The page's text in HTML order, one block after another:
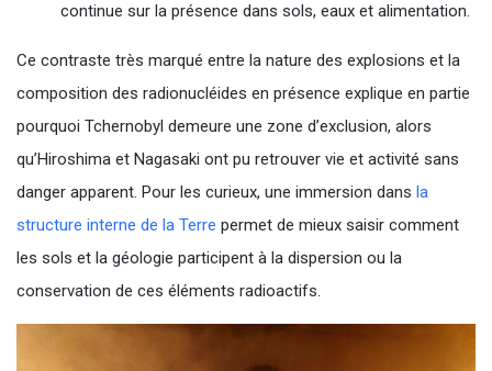
continue sur la présence dans sols, eaux et alimentation.
Ce contraste très marqué entre la nature des explosions et la
composition des radionucléides en présence explique en partie
pourquoi Tchernobyl demeure une zone d’exclusion, alors
qu’Hiroshima et Nagasaki ont pu retrouver vie et activité sans
danger apparent. Pour les curieux, une immersion dans la
structure interne de la Terre permet de mieux saisir comment
les sols et la géologie participent à la dispersion ou la
conservation de ces éléments radioactifs.